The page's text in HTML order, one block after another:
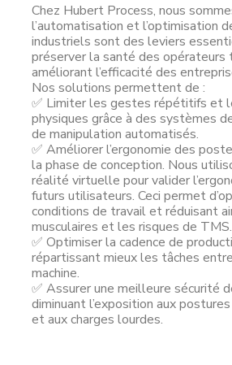
Chez Hubert Process, nous
l’automatisation et l’optimisation
industriels sont des leviers
préserver la santé des opérateurs
améliorant l’efficacité des
Nos solutions permettent de :
✅ Limiter les gestes répétitifs et
physiques grâce à des systèmes
de manipulation automatisés.
✅ Améliorer l’ergonomie des
la phase de conception. Nous
réalité virtuelle pour valider
futurs utilisateurs. Ceci permet
conditions de travail et réduisant
musculaires et les risques de TMS.
✅ Optimiser la cadence de
répartissant mieux les tâches
machine.
✅ Assurer une meilleure sécurité
diminuant l’exposition aux
et aux charges lourdes.